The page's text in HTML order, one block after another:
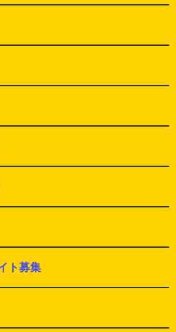
ト募集